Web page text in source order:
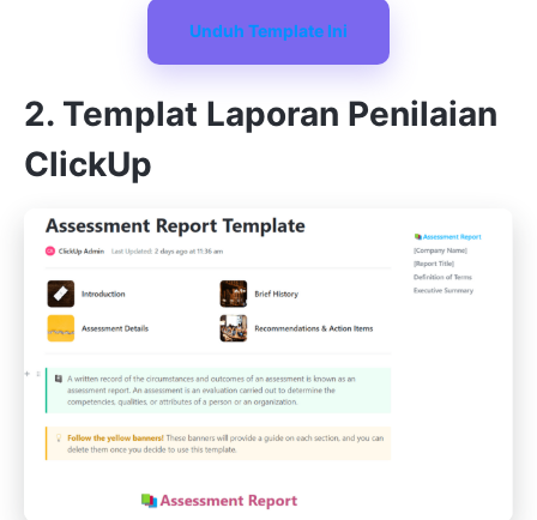
Unduh Template Ini
2. Templat Laporan Penilaian
ClickUp